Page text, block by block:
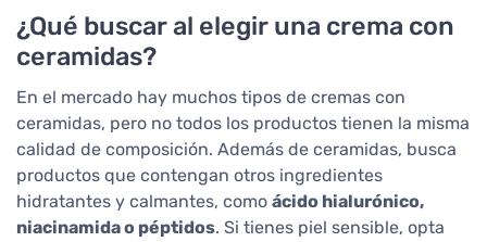
¿Qué buscar al elegir una crema con
ceramidas?
En el mercado hay muchos tipos de cremas con
ceramidas, pero no todos los productos tienen la misma
calidad de composición. Además de ceramidas, busca
productos que contengan otros ingredientes
hidratantes y calmantes, como ácido hialurónico,
niacinamida o péptidos. Si tienes piel sensible, opta